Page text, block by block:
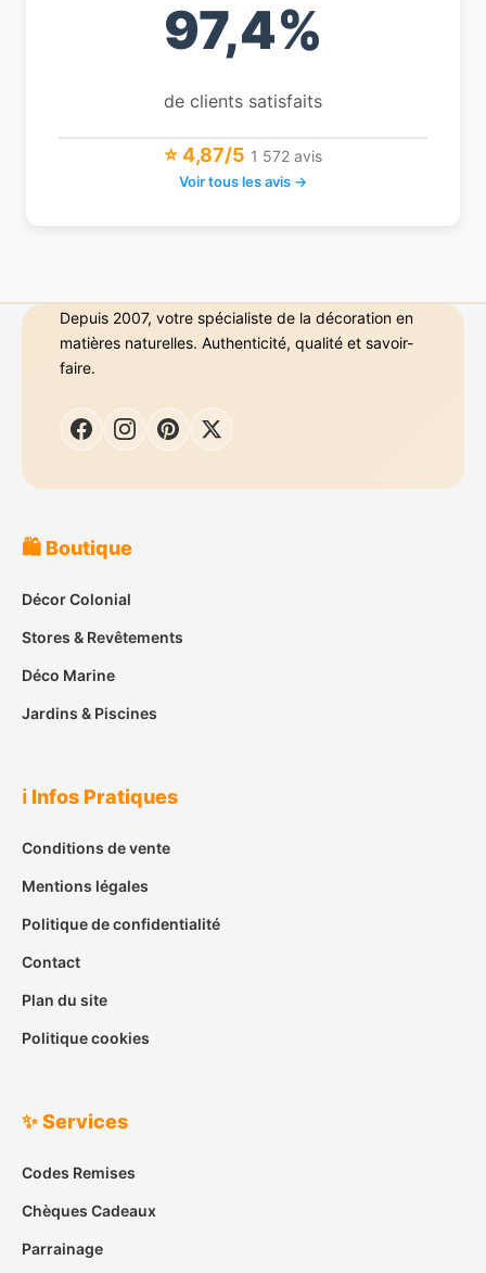
97,4%
de clients satisfaits
⭐ 4,87/5 1 572 avis
Voir tous les avis →
Depuis 2007, votre spécialiste de la décoration en
matières naturelles. Authenticité, qualité et savoir-
faire.
🛍️ Boutique
Décor Colonial
Stores & Revêtements
Déco Marine
Jardins & Piscines
ℹ️ Infos Pratiques
Conditions de vente
Mentions légales
Politique de confidentialité
Contact
Plan du site
Politique cookies
✨ Services
Codes Remises
Chèques Cadeaux
Parrainage